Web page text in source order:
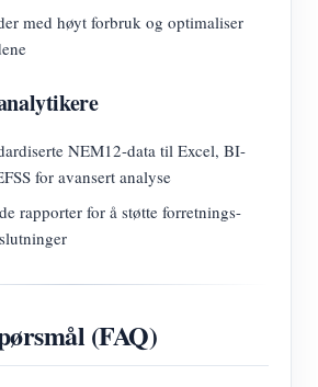
med høyt forbruk og optimaliser
NEM12-data til Excel, BI-
for avansert analyse
rapporter for å støtte forretnings-
(FAQ)